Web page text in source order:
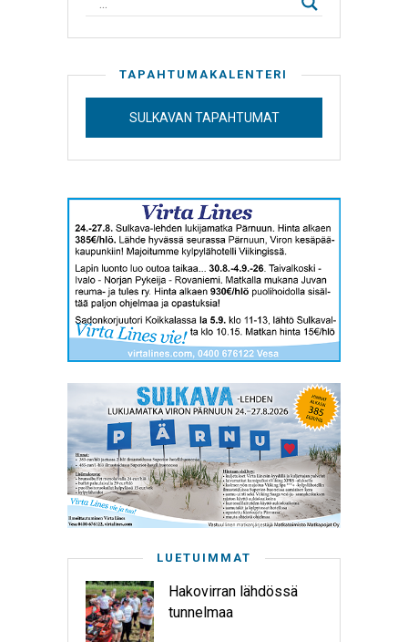
TAPAHTUMAKALENTERI
SULKAVAN TAPAHTUMAT
LUETUIMMAT
Hakovirran lähdössä
tunnelmaa